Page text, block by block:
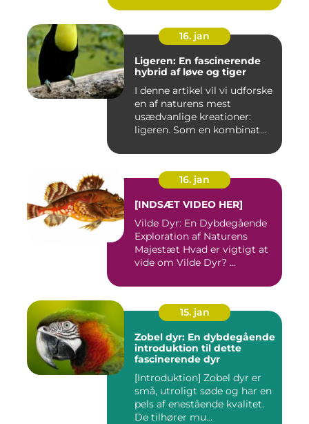
16. jan
Ligeren: En fascinerende
hybrid af løve og tiger
I denne artikel vil vi udforske
en af naturens mest
usædvanlige kreationer:
ligeren. Som en kombinat...
16. jan
[INDSÆT VIDEO HER]
Vilde Dyr: En Dybdegående
Exploration af Naturens
Majestæt Hvad er vigtigt at
vide om Vilde Dyr? ...
15. jan
Zobel dyr: En dybdegående
introduktion til dette
fascinerende dyr
[Introduktion] Zobel dyr er
små, utroligt søde og har en
pels af enestående kvalitet.
De tilhører mu...